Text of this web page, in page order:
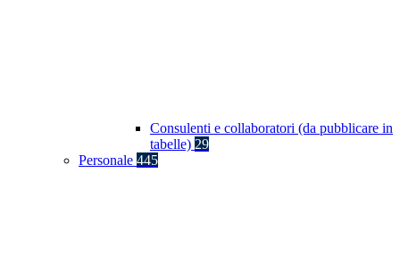
Consulenti e collaboratori (da pubblicare in
tabelle) 29
Personale 445